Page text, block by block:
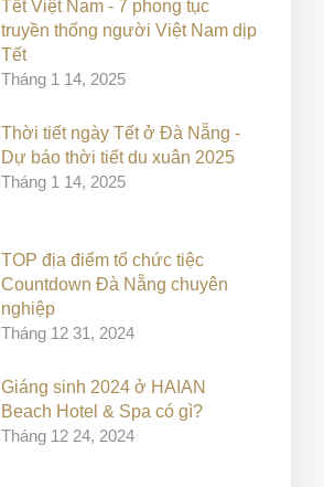
Tết Việt Nam - 7 phong tục
truyền thống người Việt Nam dịp
Tết
Tháng 1 14, 2025
Thời tiết ngày Tết ở Đà Nẵng -
Dự báo thời tiết du xuân 2025
Tháng 1 14, 2025
TOP địa điểm tổ chức tiệc
Countdown Đà Nẵng chuyên
nghiệp
Tháng 12 31, 2024
Giáng sinh 2024 ở HAIAN
Beach Hotel & Spa có gì?
Tháng 12 24, 2024